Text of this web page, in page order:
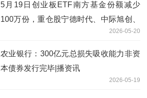
5月19日创业板ETF南方基金份额减少
100万份，重仓股宁德时代、中际旭创、
2026-05-20
农业银行：300亿元总损失吸收能力非资
本债券发行完毕|播资讯
2026-05-19